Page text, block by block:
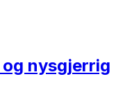
nysgjerrig